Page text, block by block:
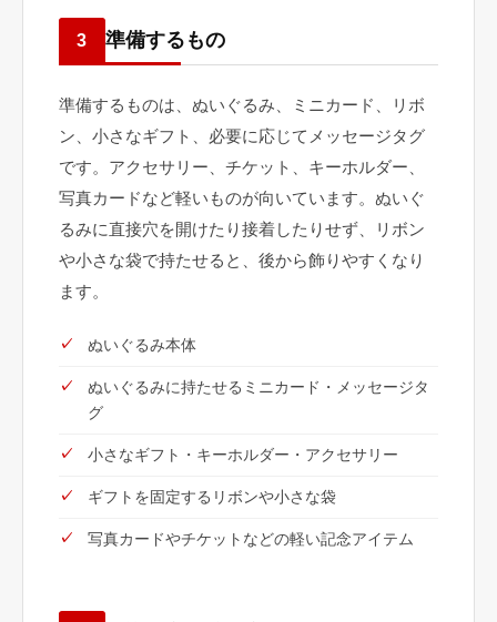
3 準備するもの
準備するものは、ぬいぐるみ、ミニカード、リボ
ン、小さなギフト、必要に応じてメッセージタグ
です。アクセサリー、チケット、キーホルダー、
写真カードなど軽いものが向いています。ぬいぐ
るみに直接穴を開けたり接着したりせず、リボン
や小さな袋で持たせると、後から飾りやすくなり
ます。
ぬいぐるみ本体
ぬいぐるみに持たせるミニカード・メッセージタ
グ
小さなギフト・キーホルダー・アクセサリー
ギフトを固定するリボンや小さな袋
写真カードやチケットなどの軽い記念アイテム